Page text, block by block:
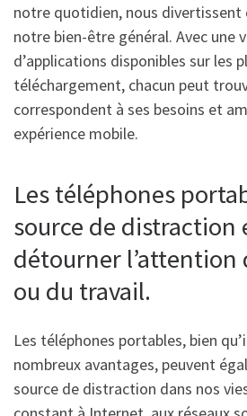
notre quotidien, nous
notre bien-être général. Avec une
d’applications disponibles sur les
téléchargement, chacun peut
correspondent à ses besoins et
expérience mobile.
Les téléphones
source de distraction
détourner l’attention
ou du travail.
Les téléphones portables, bien
nombreux avantages, peuvent
source de distraction dans nos